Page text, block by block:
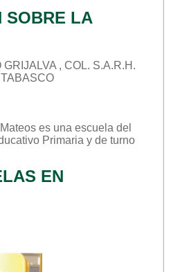
SOBRE LA
, COL. S.A.R.H.
es una escuela del
Primaria y de turno
EN